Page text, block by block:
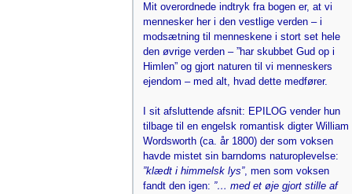
Mit overordnede indtryk fra bogen er, at vi
mennesker her i den vestlige verden – i
modsætning til menneskene i stort set hele
den øvrige verden – ”har skubbet Gud op i
Himlen” og gjort naturen til vi menneskers
ejendom – med alt, hvad dette medfører.
I sit afsluttende afsnit: EPILOG vender hun
tilbage til en engelsk romantisk digter William
Wordsworth (ca. år 1800) der som voksen
havde mistet sin barndoms naturoplevelse:
”klædt i himmelsk lys”, men som voksen
fandt den igen: ”… med et øje gjort stille af